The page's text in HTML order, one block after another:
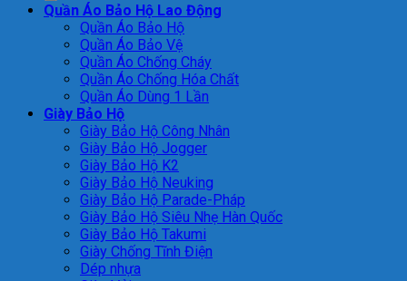
Quần Áo Bảo Hộ Lao Động
Quần Áo Bảo Hộ
Quần Áo Bảo Vệ
Quần Áo Chống Cháy
Quần Áo Chống Hóa Chất
Quần Áo Dùng 1 Lần
Giày Bảo Hộ
Giày Bảo Hộ Công Nhân
Giày Bảo Hộ Jogger
Giày Bảo Hộ K2
Giày Bảo Hộ Neuking
Giày Bảo Hộ Parade-Pháp
Giày Bảo Hộ Siêu Nhẹ Hàn Quốc
Giày Bảo Hộ Takumi
Giày Chống Tĩnh Điện
Dép nhựa